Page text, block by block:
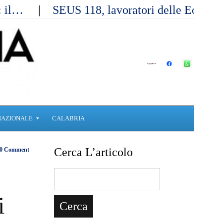
il… SEUS 118, lavoratori delle
CALABRIA
Comment Cerca L’articolo